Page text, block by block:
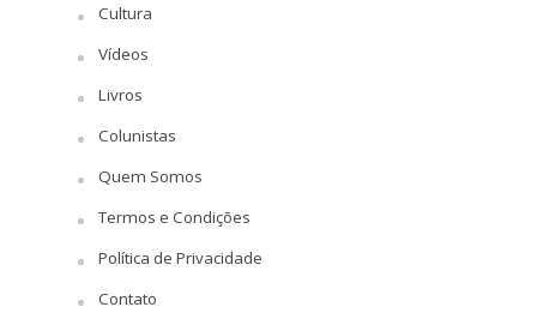
Cultura
Vídeos
Livros
Colunistas
Quem Somos
Termos e Condições
Política de Privacidade
Contato